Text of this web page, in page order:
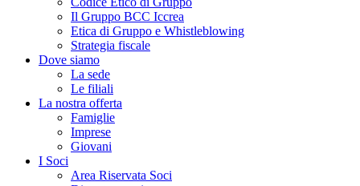
Il Gruppo BCC Iccrea
Etica di Gruppo e Whistleblowing
Strategia fiscale
Dove siamo
La sede
Le filiali
La nostra offerta
Famiglie
Imprese
Giovani
I Soci
Area Riservata Soci